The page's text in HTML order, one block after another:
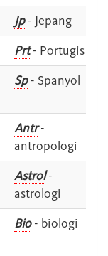
Jp- Jepang
Prt- Portugis
Sp- Spanyol
Antr-
antropologi
Astrol-
astrologi
Bio- biologi